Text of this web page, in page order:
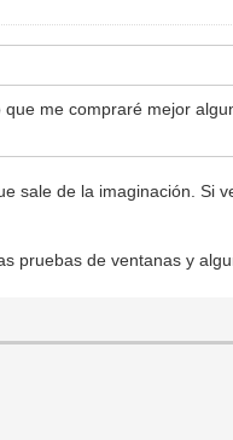
me compraré mejor
sale de la imaginación. Si
pruebas de ventanas y